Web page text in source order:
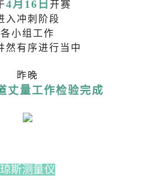
4月16日 开赛
入冲刺阶段
各小组工作
然有序进行当中
昨晚
丈量工作检验完成
琼斯测量仪